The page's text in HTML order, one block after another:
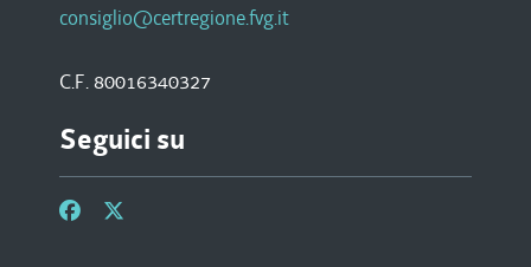
consiglio@certregione.fvg.it
C.F. 80016340327
Seguici su